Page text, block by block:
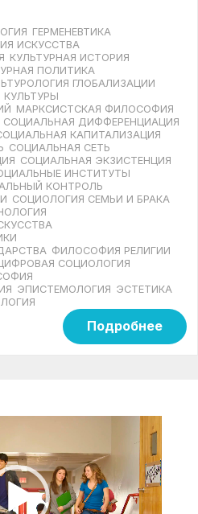
ГЕРМЕНЕВТИКА
ИСКУССТВА
КУЛЬТУРНАЯ ИСТОРИЯ
ПОЛИТИКА
ГЛОБАЛИЗАЦИИ
МАРКСИСТСКАЯ ФИЛОСОФИЯ
СОЦИАЛЬНАЯ ДИФФЕРЕНЦИАЦИЯ
КАПИТАЛИЗАЦИЯ
СОЦИАЛЬНАЯ СЕТЬ
СОЦИАЛЬНАЯ ЭКЗИСТЕНЦИЯ
ИНСТИТУТЫ
КОНТРОЛЬ
СОЦИОЛОГИЯ СЕМЬИ И БРАКА
ФИЛОСОФИЯ РЕЛИГИИ
СОЦИОЛОГИЯ
ЭПИСТЕМОЛОГИЯ ЭСТЕТИКА
Подробнее